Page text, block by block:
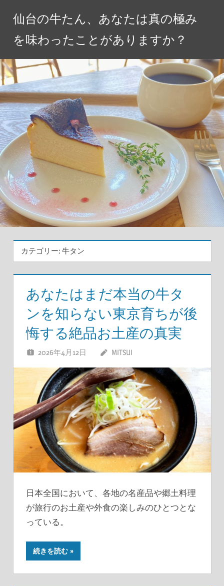
ツ
へ
ス
キ
ッ
プ
仙台の牛たん、あなたは真の極み
を味わったことがありますか？
カテゴリー: 牛タン
あなたはまだ本当の牛タ
ンを知らない東京育ちが後
悔する絶品お土産の真実
2026年4月12日 MITSUI
日本全国において、各地の名産品や郷土料理
が旅行のお土産や外食の楽しみのひとつとな
っている。
続きを読む